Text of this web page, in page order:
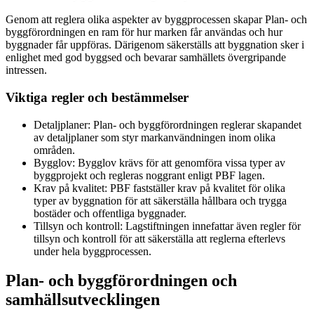
Genom att reglera olika aspekter av byggprocessen skapar Plan- och
byggförordningen en ram för hur marken får användas och hur
byggnader får uppföras. Därigenom säkerställs att byggnation sker i
enlighet med god byggsed och bevarar samhällets övergripande
intressen.
Viktiga regler och bestämmelser
Detaljplaner: Plan- och byggförordningen reglerar skapandet
av detaljplaner som styr markanvändningen inom olika
områden.
Bygglov: Bygglov krävs för att genomföra vissa typer av
byggprojekt och regleras noggrant enligt PBF lagen.
Krav på kvalitet: PBF fastställer krav på kvalitet för olika
typer av byggnation för att säkerställa hållbara och trygga
bostäder och offentliga byggnader.
Tillsyn och kontroll: Lagstiftningen innefattar även regler för
tillsyn och kontroll för att säkerställa att reglerna efterlevs
under hela byggprocessen.
Plan- och byggförordningen och
samhällsutvecklingen